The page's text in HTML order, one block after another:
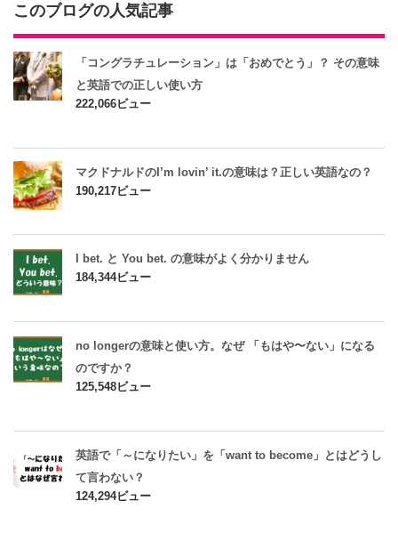
このブログの人気記事
「コングラチュレーション」は「おめでとう」？ その意味
と英語での正しい使い方
222,066ビュー
マクドナルドのI’m lovin’ it.の意味は？正しい英語なの？
190,217ビュー
I bet. と You bet. の意味がよく分かりません
184,344ビュー
no longerの意味と使い方。なぜ 「もはや〜ない」になる
のですか？
125,548ビュー
英語で「～になりたい」を「want to become」とはどうし
て言わない？
124,294ビュー